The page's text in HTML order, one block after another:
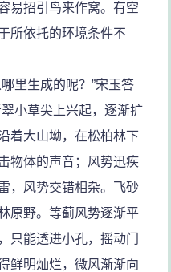
易招引鸟来作窝。有空
所依托的环境条件不
里生成的呢？”宋玉答
小草尖上兴起，逐渐扩
着大山坳，在松柏林下
物体的声音；风势迅疾
，风势交错相杂。飞砂
原野。等蓟风势逐渐平
只能透进小孔，摇动门
鲜明灿烂，微风渐渐向